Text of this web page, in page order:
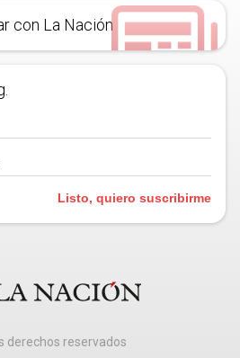
con La Nación
Listo, quiero suscribirme
derechos reservados